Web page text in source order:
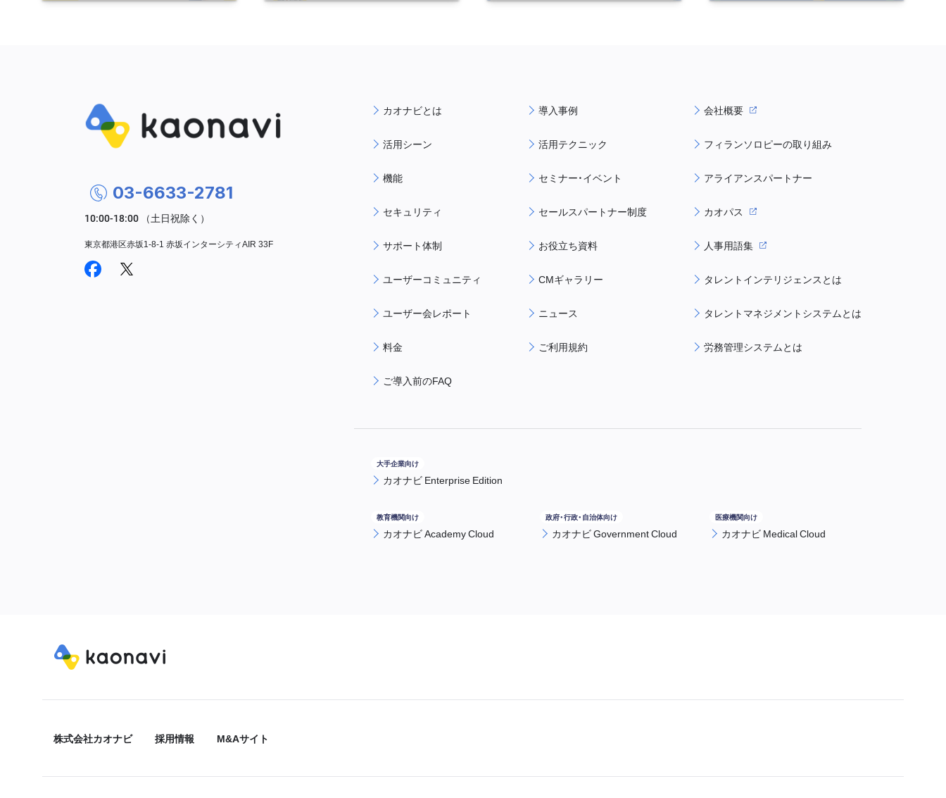
カオナビとは
活用シーン
機能
セキュリティ
サポート体制
ユーザーコミュニティ
ユーザー会レポート
料金
ご導入前のFAQ
導入事例
活用テクニック
セミナー・イベント
セールスパートナー制度
お役立ち資料
CMギャラリー
ニュース
ご利用規約
会社概要
フィランソロピーの取り組み
アライアンスパートナー
カオパス
人事用語集
タレントインテリジェンスとは
タレントマネジメントシステムとは
労務管理システムとは
カオナビ Enterprise Edition
カオナビ Academy Cloud カオナビ Government Cloud カオナビ Medical Cloud
03-6633-2781
東京都港区赤坂1-8-1 赤坂インターシティAIR 33F
株式会社カオナビ 採用情報 M&Aサイト